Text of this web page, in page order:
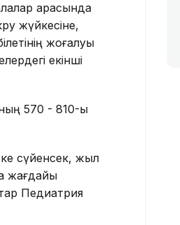
арасында
жүйкесіне,
жоғалуы
екінші
570 - 810-ы
сүйенсек, жыл
жағдайы
Педиатрия